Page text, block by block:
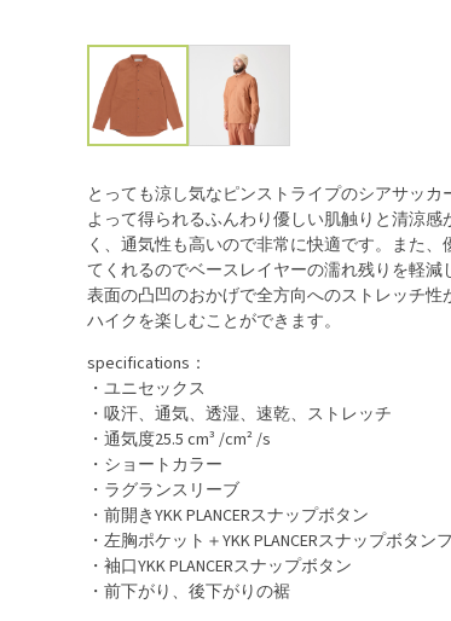
とっても涼し気なピンストライプのシアサッ
よって得られるふんわり優しい肌触りと清涼
く、通気性も高いので非常に快適です。また
てくれるのでベースレイヤーの濡れ残りを軽
表面の凸凹のおかげで全方向へのストレッチ
ハイクを楽しむことができます。
specifications：
・ユニセックス
・吸汗、通気、透湿、速乾、ストレッチ
・通気度25.5 cm³ /cm² /s
・ショートカラー
・ラグランスリーブ
・前開きYKK PLANCERスナップボタン
・左胸ポケット＋YKK PLANCERスナップボタン
・袖口YKK PLANCERスナップボタン
・前下がり、後下がりの裾